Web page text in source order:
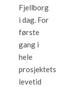
Fjellborg
i dag. For
første
gang i
hele
prosjektets
levetid